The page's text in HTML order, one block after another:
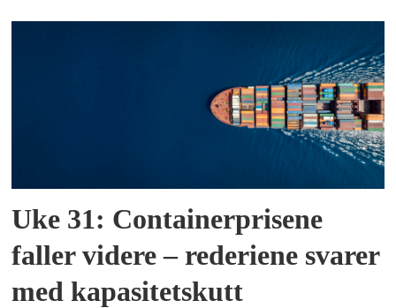
Uke 31: Containerprisene
faller videre – rederiene svarer
med kapasitetskutt